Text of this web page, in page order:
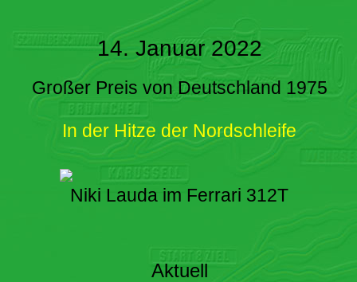
14. Januar 2022
Großer Preis von Deutschland 1975
In der Hitze der Nordschleife
Niki Lauda im Ferrari 312T
Aktuell